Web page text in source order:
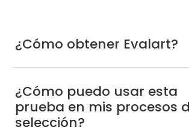
¿Cómo obtener Evalart?
¿Cómo puedo usar esta
prueba en mis procesos
selección?